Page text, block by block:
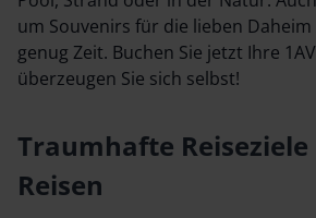
um Souvenirs für die lieben Daheim
genug Zeit. Buchen Sie jetzt Ihre
überzeugen Sie sich selbst!
Traumhafte
Reisen